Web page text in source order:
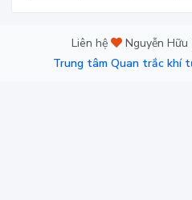
Liên hệ Nguyễn Hữu
Trung tâm Quan trắc khí